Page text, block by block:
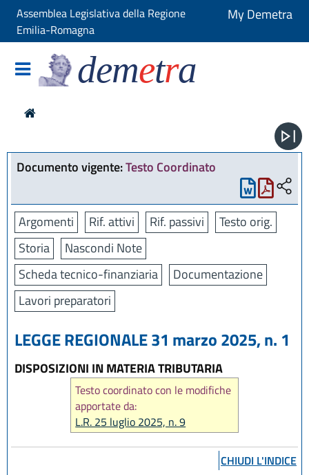
Assemblea Legislativa della Regione
Emilia-Romagna
My Demetra
demetra
Documento vigente:Testo Coordinato
Argomenti Rif. attivi Rif. passivi
Testo orig.
Storia
Nascondi Note
Scheda tecnico-finanziaria
Documentazione
Lavori preparatori
LEGGE REGIONALE 31 marzo 2025, n. 1
DISPOSIZIONI IN MATERIA TRIBUTARIA
Testo coordinato con le modifiche
apportate da:
L.R. 25 luglio 2025, n. 9
CHIUDI L'INDICE